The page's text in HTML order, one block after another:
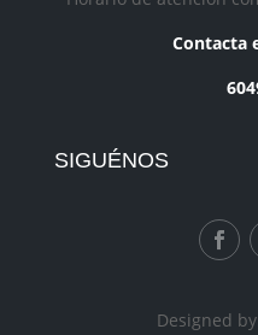
Contacta
SIGUÉNOS
Designed